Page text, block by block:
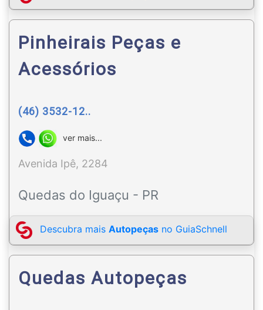
Pinheirais Peças e
Acessórios
(46) 3532-12..
ver mais...
Avenida Ipê, 2284
Quedas do Iguaçu - PR
Descubra mais Autopeças no GuiaSchnell
Quedas Autopeças